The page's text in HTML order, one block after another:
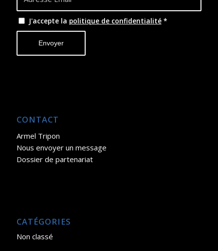
J'accepte la politique de confidentialité *
CONTACT
Armel Tripon
Nous envoyer un message
Dossier de partenariat
CATÉGORIES
Non classé